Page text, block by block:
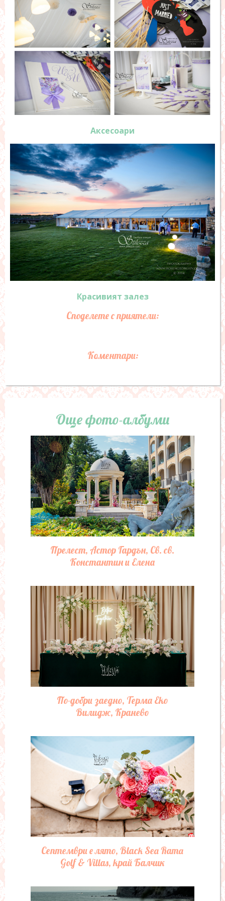
Аксесоари
Красивият залез
Споделете с приятели:
Коментари:
Още фото-албуми
Прелест, Астор Гардън, Св. св.
Константин и Елена
По-добри заедно, Терма Еко
Вилидж, Кранево
Септември е лято, Black Sea Rama
Golf & Villas, край Балчик